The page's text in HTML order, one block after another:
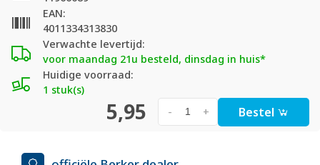
Verwachte levertijd:
voor maandag 21u besteld, dinsdag in huis*
Huidige voorraad:
1 stuk(s)
EAN:
4011334313830
5,95 +
- Bestel